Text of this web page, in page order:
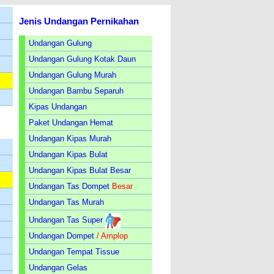
Jenis Undangan Pernikahan
Undangan Gulung
Undangan Gulung Kotak Daun
Undangan Gulung Murah
Undangan Bambu Separuh
Kipas Undangan
Paket Undangan Hemat
Undangan Kipas Murah
Undangan Kipas Bulat
Undangan Kipas Bulat Besar
Undangan Tas Dompet Besar
Undangan Tas Murah
Undangan Tas Super
Undangan Dompet / Amplop
Undangan Tempat Tissue
Undangan Gelas